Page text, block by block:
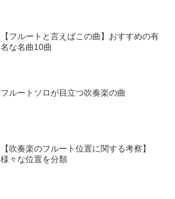
【フルートと言えばこの曲】おすすめの有
名な名曲10曲
フルートソロが目立つ吹奏楽の曲
【吹奏楽のフルート位置に関する考察】
様々な位置を分類